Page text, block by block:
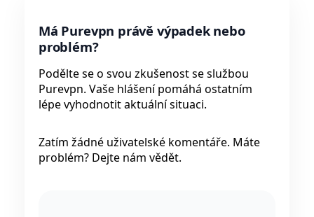
Má Purevpn právě výpadek nebo
problém?
Podělte se o svou zkušenost se službou
Purevpn. Vaše hlášení pomáhá ostatním
lépe vyhodnotit aktuální situaci.
Zatím žádné uživatelské komentáře. Máte
problém? Dejte nám vědět.